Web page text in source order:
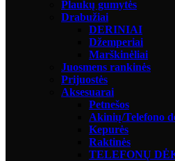
Plaukų gumytės
Drabužiai
DERINIAI
Džemperiai
Marškinėliai
Juosmens rankinės
Prijuostės
Aksesuarai
Petnešos
Akinių/Telefono
Kepurės
Raktinės
TELEFONŲ